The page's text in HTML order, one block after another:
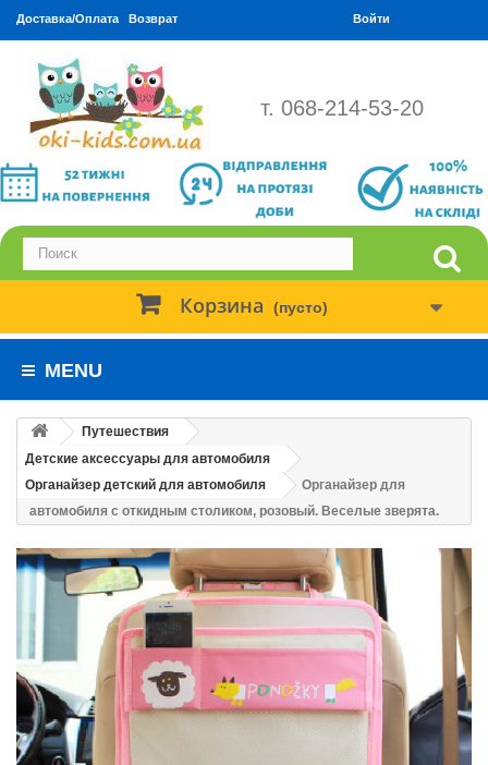
Доставка/Оплата Возврат Войти
т. 068-214-53-20
Корзина (пусто)
MENU
Путешествия
Детские аксессуары для автомобиля
Органайзер детский для автомобиля
Органайзер для
автомобиля с откидным столиком, розовый. Веселые зверята.